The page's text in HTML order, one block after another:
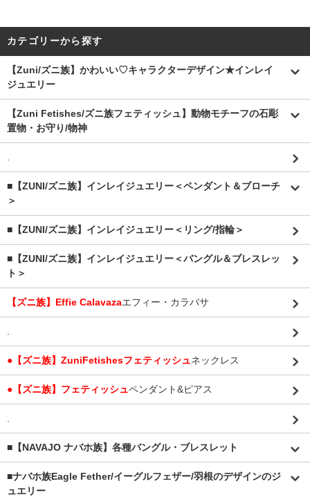
カテゴリーから探す
【Zuni/ズニ族】かわいい♡キャラクターデザイン★インレイ
ジュエリー
【Zuni Fetishes/ズニ族フェティッシュ】動物モチーフの石彫
置物・お守り/物神
■【ZUNI/ズニ族】インレイジュエリー＜ペンダント＆ブローチ
＞
■【ZUNI/ズニ族】インレイジュエリー＜リング/指輪＞
■【ZUNI/ズニ族】インレイジュエリー＜バングル＆ブレスレッ
ト＞
【ズニ族】Effie Calavazaエフィー・カラバサ
●【ズニ族】ZuniFetishesフェティッシュネックレス
●【ズニ族】フェティッシュペンダント&ピアス
■【NAVAJO ナバホ族】各種バングル・ブレスレット
■ナバホ族Eagle Fether/イーグルフェザー/羽根のデザインのジ
ュエリー